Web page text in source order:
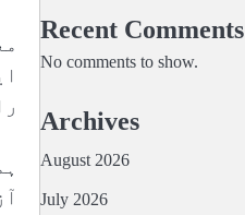
Recent Comments
No comments to show.
Archives
August 2026
July 2026